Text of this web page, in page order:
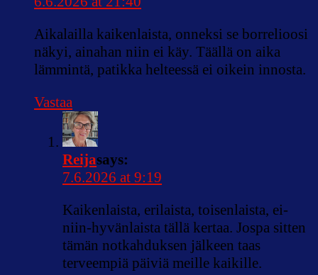
Aikalailla kaikenlaista, onneksi se borrelioosi
näkyi, ainahan niin ei käy. Täällä on aika
lämmintä, patikka helteessä ei oikein innosta.
Vastaa
Reijasays:
7.6.2026 at 9:19
Kaikenlaista, erilaista, toisenlaista, ei-
niin-hyvänlaista tällä kertaa. Jospa sitten
tämän notkahduksen jälkeen taas
terveempiä päiviä meille kaikille.